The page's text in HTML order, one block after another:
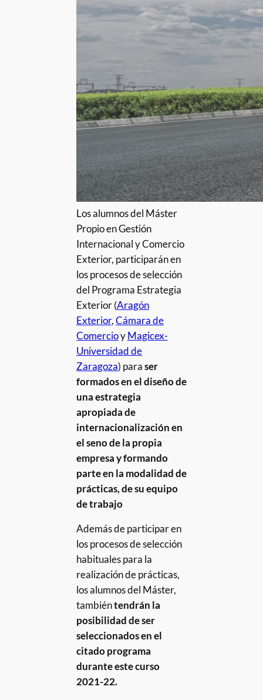
Los alumnos del Máster
Propio en Gestión
Internacional y Comercio
Exterior, participarán en
los procesos de selección
del Programa Estrategia
Exterior (Aragón
Exterior,Cámara de
ComercioyMagicex-
Universidad de
Zaragoza) paraser
formados en el diseño de
una estrategia
apropiada de
internacionalización en
el seno de la propia
empresa y formando
parte en la modalidad de
prácticas, de su equipo
de trabajo
Además de participar en
los procesos de selección
habituales para la
realización de prácticas,
los alumnos del Máster,
tambiéntendrán la
posibilidad de ser
seleccionados en el
citado programa
durante este curso
2021-22.